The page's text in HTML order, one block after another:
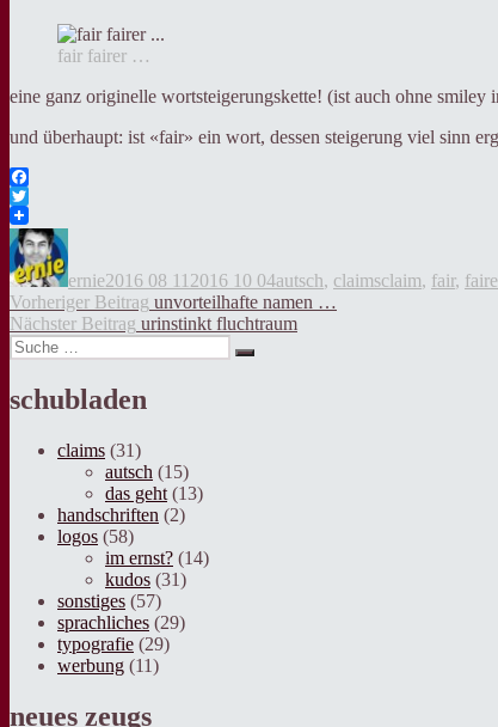
fair fairer …
eine ganz originelle wortsteigerungskette! (ist auch ohne
und überhaupt: ist «fair» ein wort, dessen steigerung viel sinn
Facebook
Twitter
ernie2016 08 11 2016 10 04autsch, claimsclaim, fair,
Beitragsnavigation
Vorheriger Beitrag Vorheriger
Beitrag:
unvorteilhafte namen …
Nächster Beitrag Nächster
Beitrag:
urinstinkt fluchtraum
Suche
nach:
Suche
schubladen
claims (31)
autsch (15)
das geht (13)
handschriften (2)
logos (58)
im ernst? (14)
kudos (31)
sonstiges (57)
sprachliches (29)
typografie (29)
werbung (11)
neues zeugs